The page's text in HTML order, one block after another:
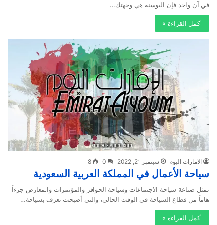
في آن واحد فإن البوسنة هي وجهتك…
أكمل القراءة »
الامارات اليوم سبتمبر 21, 2022 0
8
سياحة الأعمال في المملكة العربية السعودية
تمثل صناعة سياحة الاجتماعات وسياحة الحوافز والمؤتمرات والمعارض جزءاً
هاماً من قطاع السياحة في الوقت الحالي، والتي أصبحت تعرف بسياحة…
أكمل القراءة »